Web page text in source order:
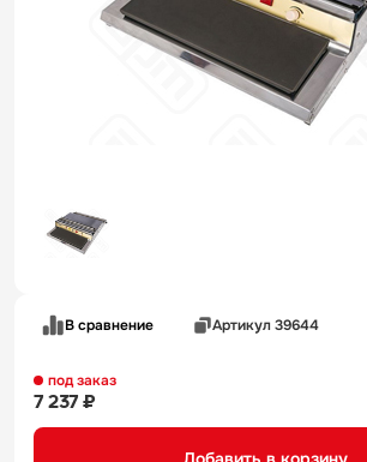
В сравнение Артикул 39644
под заказ
7 237 ₽